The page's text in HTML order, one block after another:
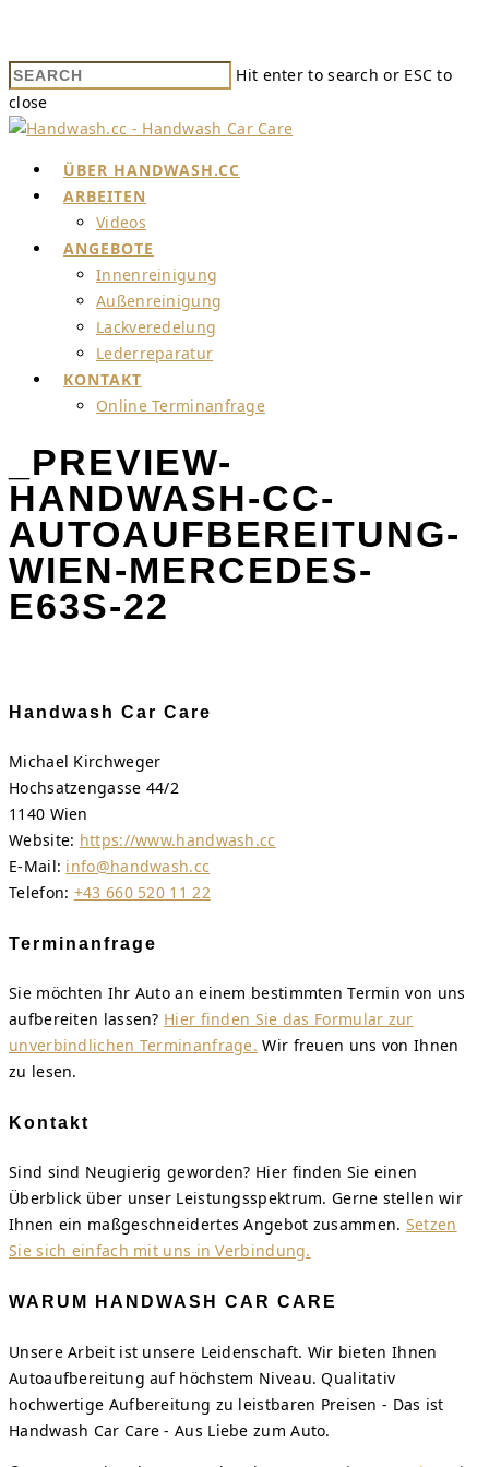
Hit enter to search or ESC to
close
ÜBER HANDWASH.CC
ARBEITEN
Videos
ANGEBOTE
Innenreinigung
Außenreinigung
Lackveredelung
Lederreparatur
KONTAKT
Online Terminanfrage
_PREVIEW-
HANDWASH-CC-
AUTOAUFBEREITUNG-
WIEN-MERCEDES-
E63S-22
Handwash Car Care
Michael Kirchweger
Hochsatzengasse 44/2
1140 Wien
Website: https://www.handwash.cc
E-Mail: info@handwash.cc
Telefon: +43 660 520 11 22
Terminanfrage
Sie möchten Ihr Auto an einem bestimmten Termin von uns
aufbereiten lassen? Hier finden Sie das Formular zur
unverbindlichen Terminanfrage. Wir freuen uns von Ihnen
zu lesen.
Kontakt
Sind sind Neugierig geworden? Hier finden Sie einen
Überblick über unser Leistungsspektrum. Gerne stellen wir
Ihnen ein maßgeschneidertes Angebot zusammen. Setzen
Sie sich einfach mit uns in Verbindung.
WARUM HANDWASH CAR CARE
Unsere Arbeit ist unsere Leidenschaft. Wir bieten Ihnen
Autoaufbereitung auf höchstem Niveau. Qualitativ
hochwertige Aufbereitung zu leistbaren Preisen - Das ist
Handwash Car Care - Aus Liebe zum Auto.